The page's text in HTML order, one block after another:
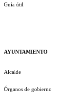
Guía útil
AYUNTAMIENTO
Alcalde
Órganos de gobierno